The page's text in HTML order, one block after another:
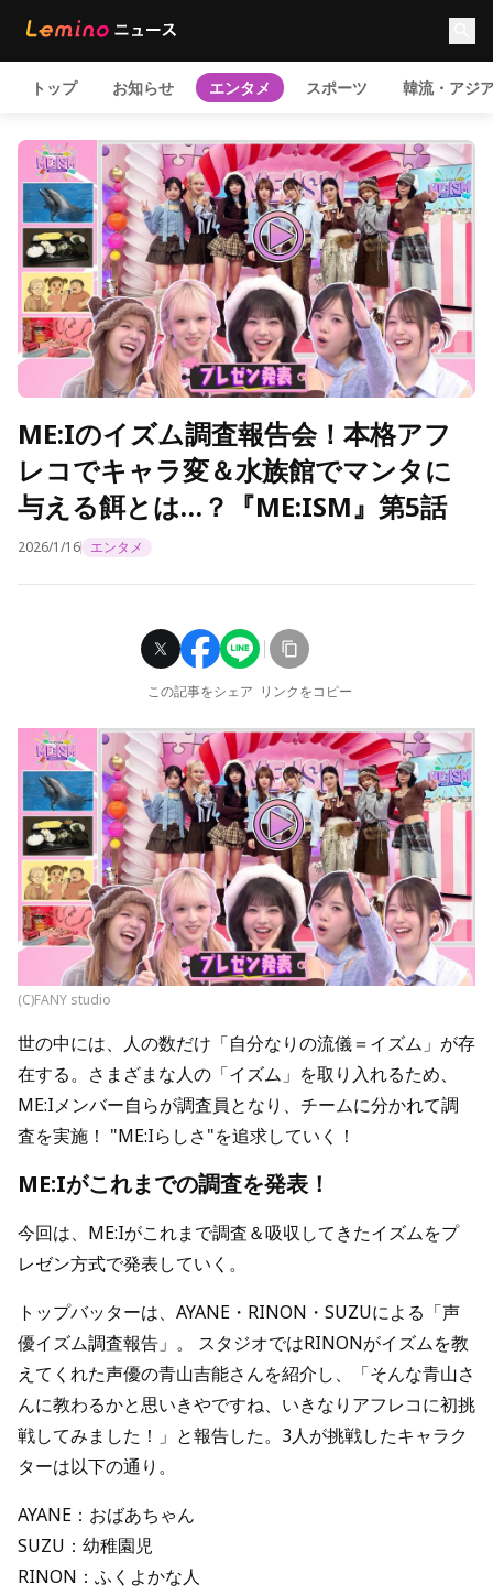
トップ お知らせ エンタメ スポーツ 韓流・アジ
ME:Iのイズム調査報告会！本格アフ
レコでキャラ変＆水族館でマンタに
与える餌とは…？『ME:ISM』第5話
2026/1/16 エンタメ
この記事をシェア リンクをコピー
(C)FANY studio
世の中には、人の数だけ「自分なりの流儀＝イズム」が存
在する。さまざまな人の「イズム」を取り入れるため、
ME:Iメンバー自らが調査員となり、チームに分かれて調
査を実施！ "ME:Iらしさ"を追求していく！
ME:Iがこれまでの調査を発表！
今回は、ME:Iがこれまで調査＆吸収してきたイズムをプ
レゼン方式で発表していく。
トップバッターは、AYANE・RINON・SUZUによる「声
優イズム調査報告」。 スタジオではRINONがイズムを教
えてくれた声優の青山吉能さんを紹介し、「そんな青山さ
んに教わるかと思いきやですね、いきなりアフレコに初挑
戦してみました！」と報告した。3人が挑戦したキャラク
ターは以下の通り。
AYANE：おばあちゃん
SUZU：幼稚園児
RINON：ふくよかな人